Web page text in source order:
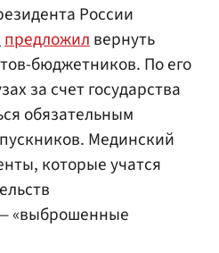
России
предложилвернуть
бюджетников. По его
за счет государства
обязательным
Мединский
которые учатся
«выброшенные